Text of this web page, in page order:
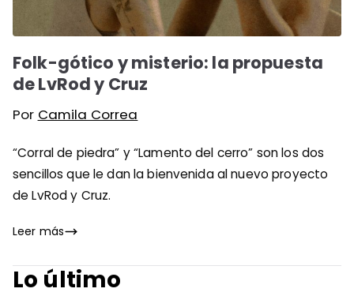
Folk-gótico y misterio: la propuesta
de LvRod y Cruz
Por Camila Correa
“Corral de piedra” y “Lamento del cerro” son los dos
sencillos que le dan la bienvenida al nuevo proyecto
de LvRod y Cruz.
Leer más
Lo último